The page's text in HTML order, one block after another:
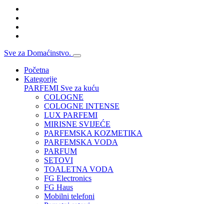
Sve za Domaćinstvo.
Početna
Kategorije
PARFEMI Sve za kuću
COLOGNE
COLOGNE INTENSE
LUX PARFEMI
MIRISNE SVIJEĆE
PARFEMSKA KOZMETIKA
PARFEMSKA VODA
PARFUM
SETOVI
TOALETNA VODA
FG Electronics
FG Haus
Mobilni telefoni